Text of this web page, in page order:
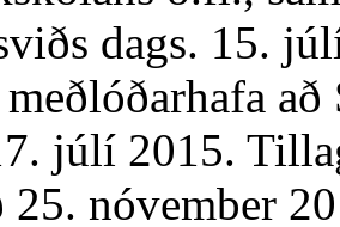
dags. 15.
júlí 2015.
nóvember